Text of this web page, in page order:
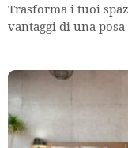
Trasforma i tuoi
vantaggi di una